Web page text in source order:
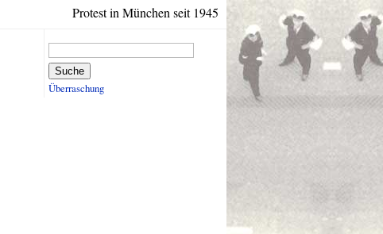
Protest in München seit 1945
Suche
Überraschung